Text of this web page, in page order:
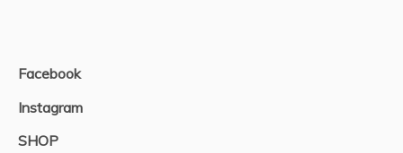
Facebook
Instagram
SHOP